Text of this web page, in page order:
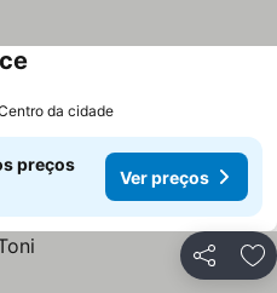
da cidade
preços
Ver preços
Partilhar